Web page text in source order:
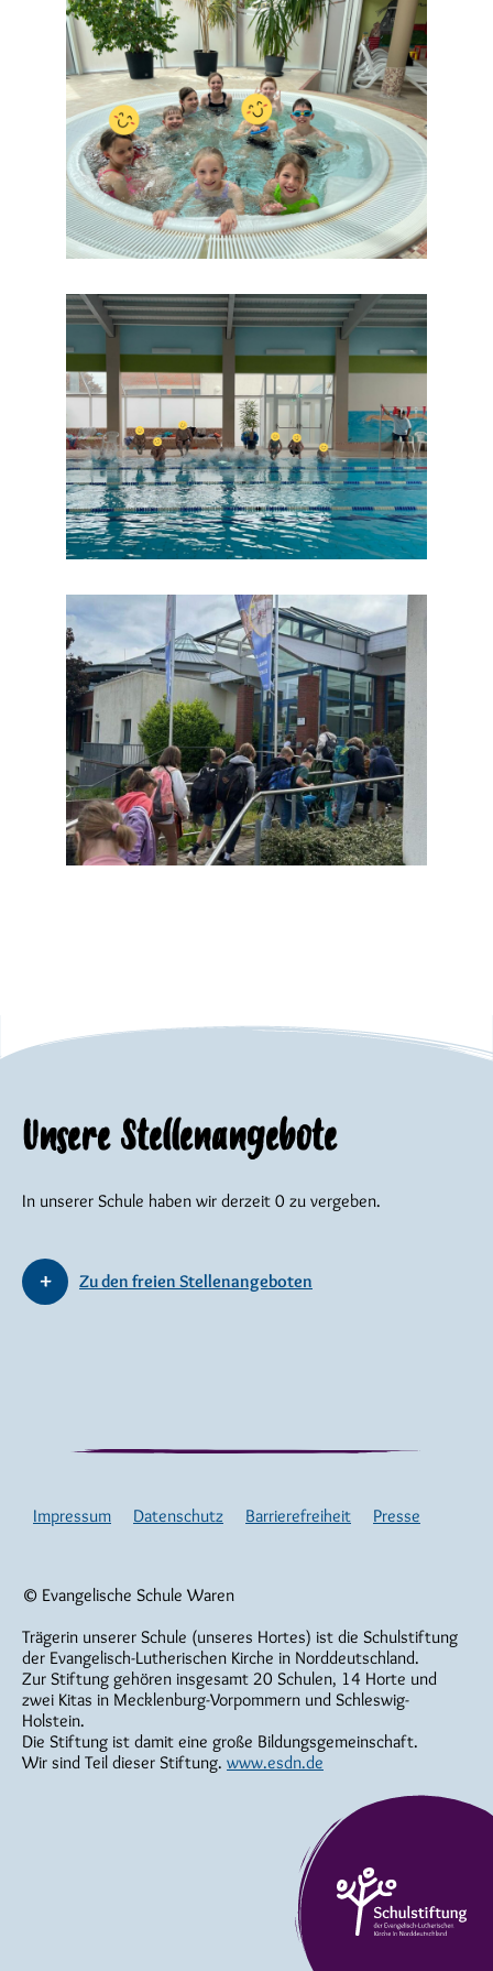
Unsere Stellenangebote
In unserer Schule haben wir derzeit 0 zu vergeben.
Zu den freien Stellenangeboten
© Evangelische Schule Waren
Trägerin unserer Schule (unseres Hortes) ist die Schulstiftung
der Evangelisch-Lutherischen Kirche in Norddeutschland.
Zur Stiftung gehören insgesamt 20 Schulen, 14 Horte und
zwei Kitas in Mecklenburg-Vorpommern und Schleswig-
Holstein.
Die Stiftung ist damit eine große Bildungsgemeinschaft.
Wir sind Teil dieser Stiftung. www.esdn.de
Impressum Datenschutz Barrierefreiheit Presse